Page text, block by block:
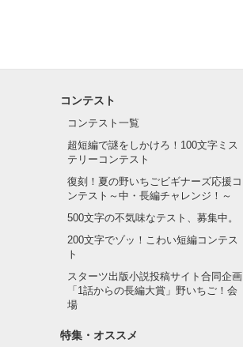
コンテスト
コンテスト一覧
超短編で謎をしかけろ！100文字ミス
テリーコンテスト
復刻！夏の野いちごビギナーズ応援コ
ンテスト～中・長編チャレンジ！～
500文字の不気味なテスト、募集中。
200文字でゾッ！こわい短編コンテス
ト
スターツ出版小説投稿サイト合同企画
「1話からの長編大賞」野いちご！会
場
特集・オススメ